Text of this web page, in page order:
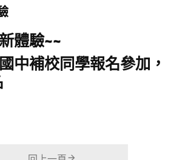
體驗~~
中補校同學報名參加，